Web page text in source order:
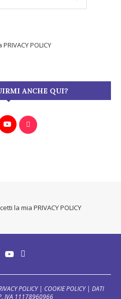
PRIVACY POLICY
ANCHE QUI?
la mia PRIVACY POLICY
POLICY| COOKIE POLICY| DATI
IVA 11178960966